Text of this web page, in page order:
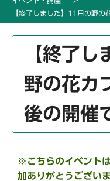
頭
【終了しました】11月の野の
【終了
野の花カ
後の開催
※こちらのイベント
加ありがとうございま